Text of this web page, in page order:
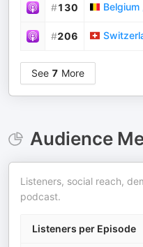
#130 Belgium
#206
See 7 More
Audience
Listeners, social reach,
podcast.
Listeners per Episode